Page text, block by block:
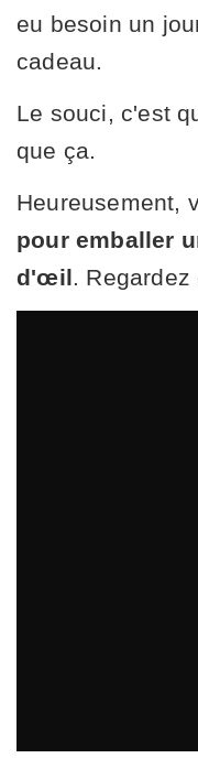
eu besoin un
cadeau.
Le souci, c'est
que ça.
Heureusement,
pour emballer
d'œil .